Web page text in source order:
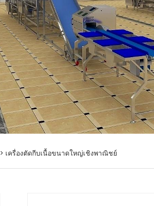
> เครื่องตัดกีบเนื้อขนาดใหญ่เชิงพาณิชย์